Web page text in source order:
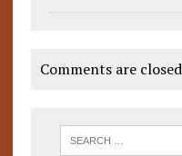
Comments are